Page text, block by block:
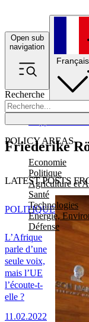
Open sub
navigation
Recherche
POLICY AREAS
Economie
Politique
Agriculture et
Santé
Technologies
Energie,
Défense
Français
Friederike
LATEST POSTS
L’Afrique
parle d’une
seule voix,
mais l’UE
l’écoute-t-
elle ?
11.02.2022
POLITIQUE